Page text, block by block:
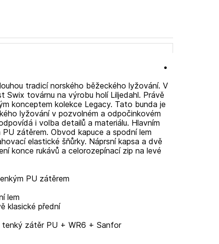
tradicí norského běžeckého lyžování. V
Swix továrnu na výrobu holí Liljedahl. Právě
konceptem kolekce Legacy. Tato bunda je
lyžování v pozvolném a odpočinkovém
i volba detailů a materiálu. Hlavním
zátěrem. Obvod kapuce a spodní lem
elastické šňůrky. Náprsní kapsa a dvě
konce rukávů a celorozepínací zip na levé
PU zátěrem
lem
klasické přední
tenký zátěr PU + WR6 + Sanfor